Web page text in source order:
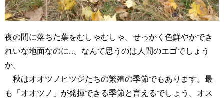
夜の間に落ちた葉をむしゃむしゃ。せっかく色鮮やかでき
れいな地面なのに...、なんて思うのは人間のエゴでしょう
か。
秋はオオツノヒツジたちの繁殖の季節でもあります。最
も「オオツノ」が発揮できる季節と言えるでしょう。オス